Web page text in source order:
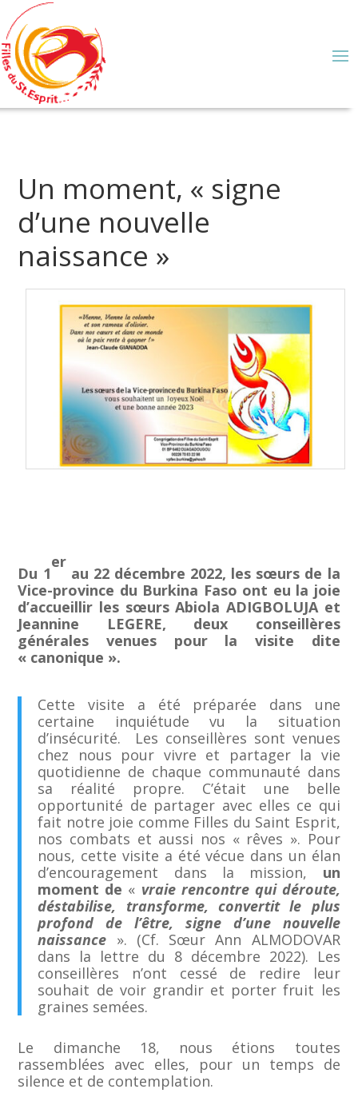
Un moment, « signe
d’une nouvelle
naissance »
Du 1
er
au 22 décembre 2022, les sœurs de la
Vice-province du Burkina Faso ont eu la joie
d’accueillir les sœurs Abiola ADIGBOLUJA et
Jeannine LEGERE, deux conseillères
générales venues pour la visite dite
« canonique ».
Cette visite a été préparée dans une
certaine inquiétude vu la situation
d’insécurité. Les conseillères sont venues
chez nous pour vivre et partager la vie
quotidienne de chaque communauté dans
sa réalité propre. C’était une belle
opportunité de partager avec elles ce qui
fait notre joie comme Filles du Saint Esprit,
nos combats et aussi nos « rêves ». Pour
nous, cette visite a été vécue dans un élan
d’encouragement dans la mission, un
moment de « vraie rencontre qui déroute,
déstabilise, transforme, convertit le plus
profond de l’être, signe d’une nouvelle
naissance ». (Cf. Sœur Ann ALMODOVAR
dans la lettre du 8 décembre 2022). Les
conseillères n’ont cessé de redire leur
souhait de voir grandir et porter fruit les
graines semées.
Le dimanche 18, nous étions toutes
rassemblées avec elles, pour un temps de
silence et de contemplation.